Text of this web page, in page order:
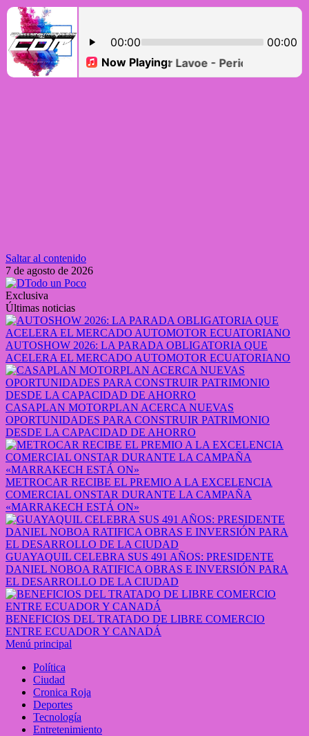
Saltar al contenido
7 de agosto de 2026
Exclusiva
Últimas noticias
AUTOSHOW 2026: LA PARADA OBLIGATORIA QUE
ACELERA EL MERCADO AUTOMOTOR ECUATORIANO
CASAPLAN MOTORPLAN ACERCA NUEVAS
OPORTUNIDADES PARA CONSTRUIR PATRIMONIO
DESDE LA CAPACIDAD DE AHORRO
METROCAR RECIBE EL PREMIO A LA EXCELENCIA
COMERCIAL ONSTAR DURANTE LA CAMPAÑA
«MARRAKECH ESTÁ ON»
GUAYAQUIL CELEBRA SUS 491 AÑOS: PRESIDENTE
DANIEL NOBOA RATIFICA OBRAS E INVERSIÓN PARA
EL DESARROLLO DE LA CIUDAD
BENEFICIOS DEL TRATADO DE LIBRE COMERCIO
ENTRE ECUADOR Y CANADÁ
Menú principal
Política
Ciudad
Cronica Roja
Deportes
Tecnología
Entretenimiento